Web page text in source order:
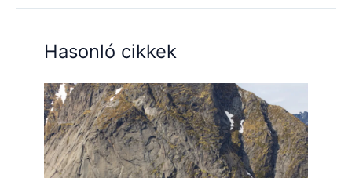
Hasonló cikkek